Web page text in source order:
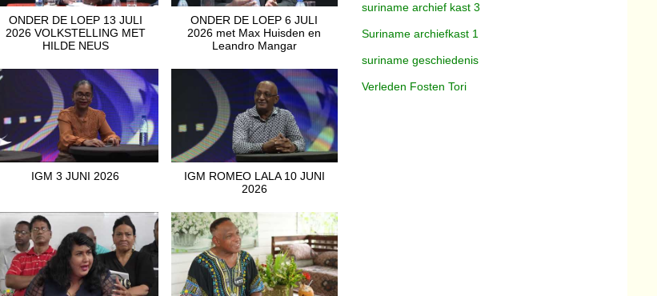
ONDER DE LOEP 13 JULI
2026 VOLKSTELLING MET
HILDE NEUS
ONDER DE LOEP 6 JULI
2026 met Max Huisden en
Leandro Mangar
IGM 3 JUNI 2026
IGM ROMEO LALA 10 JUNI
2026
suriname archief kast 3
Suriname archiefkast 1
suriname geschiedenis
Verleden Fosten Tori